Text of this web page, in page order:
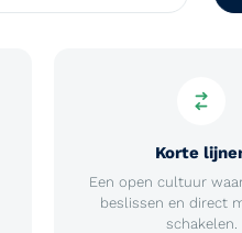
Korte
Een open cultuur
beslissen en direct
schakelen.